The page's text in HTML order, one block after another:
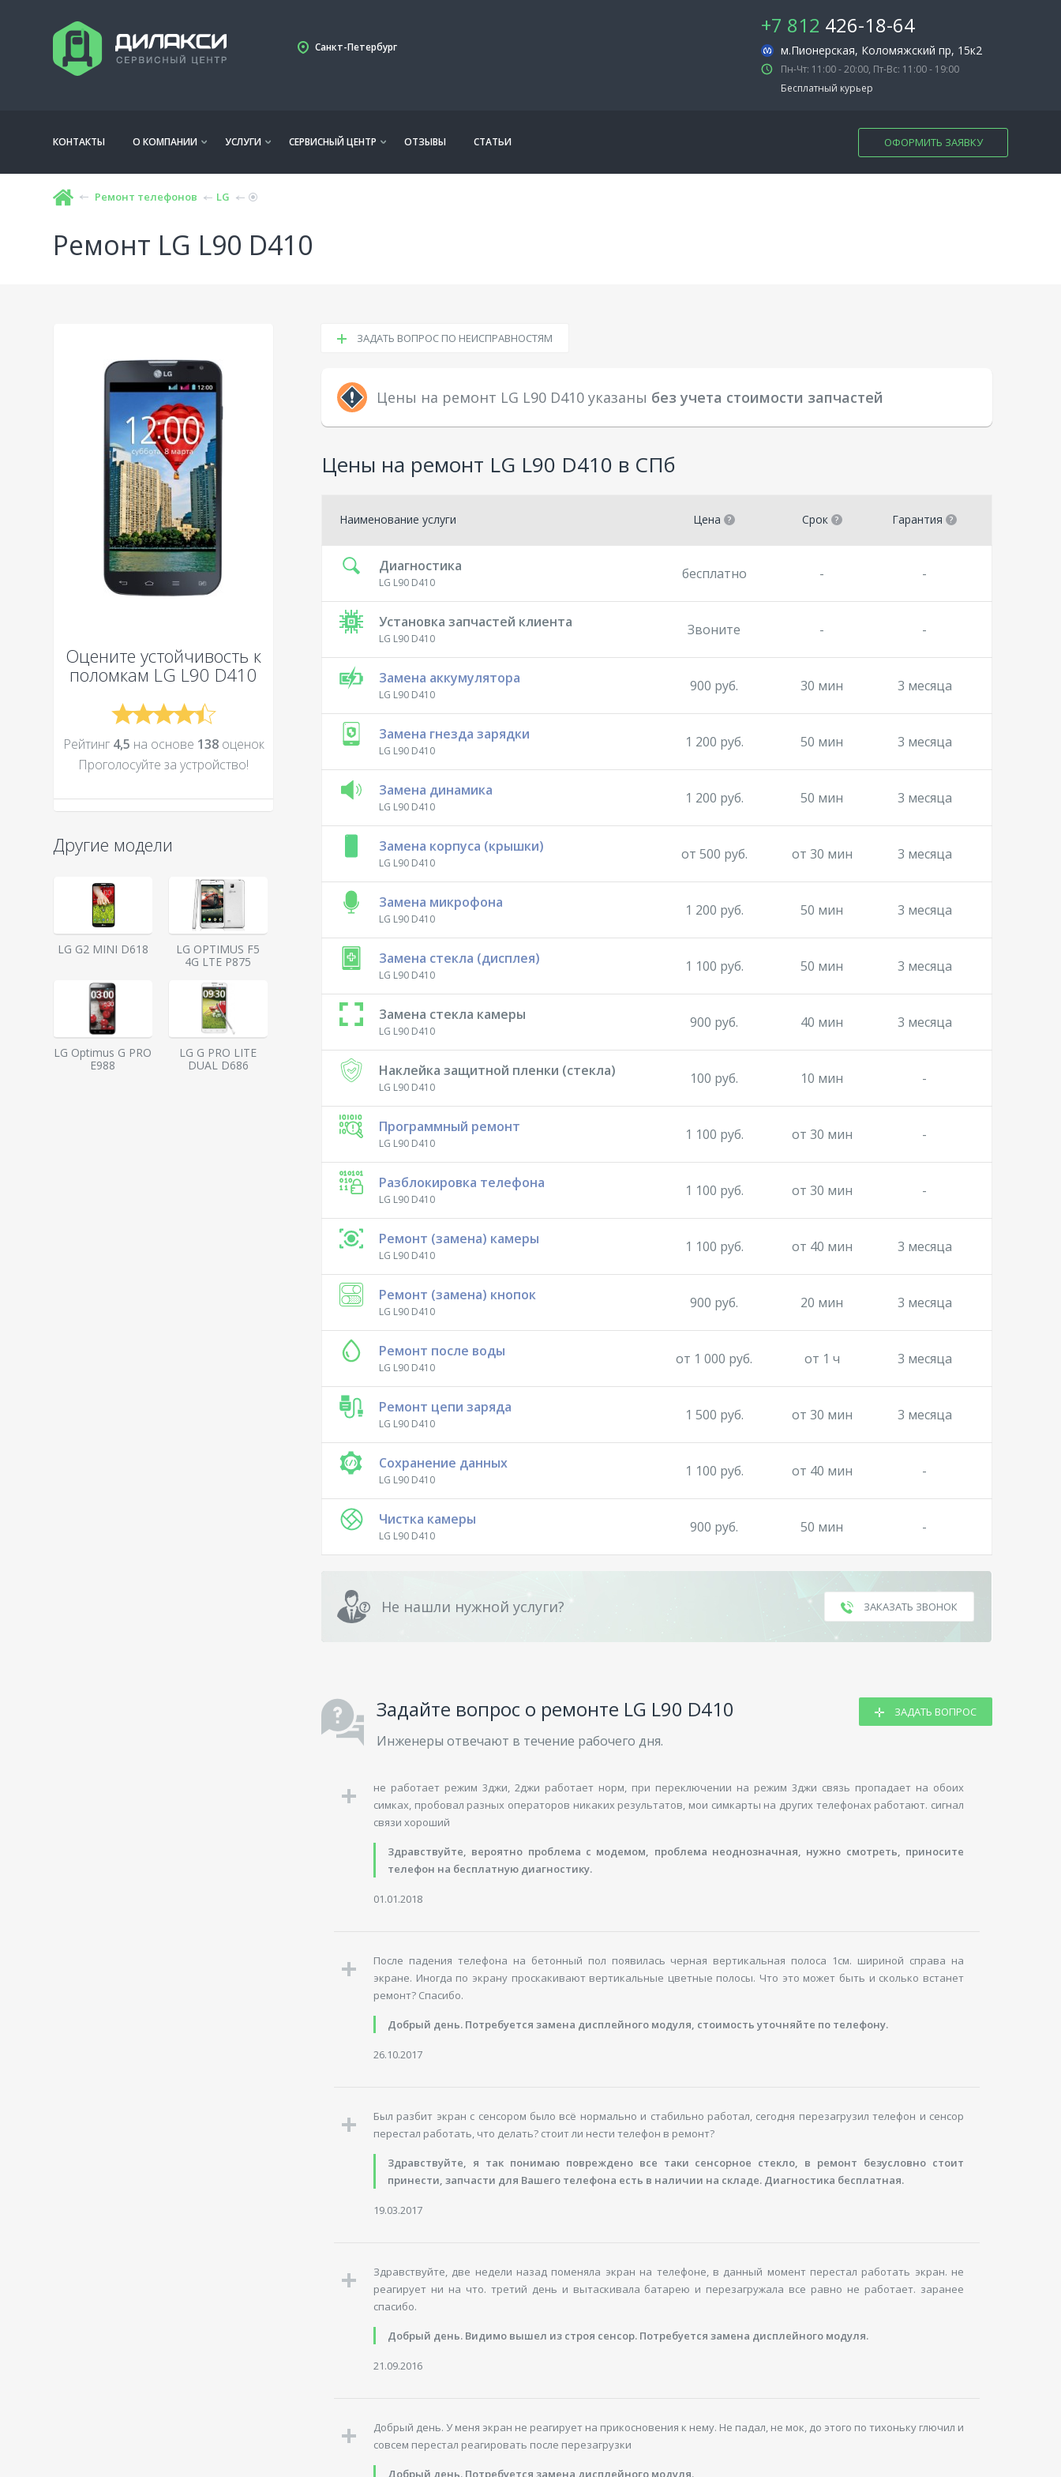
Санкт-Петербург
+7 812 426-18-64
м.Пионерская, Коломяжский пр, 15к2
Пн-Чт: 11:00 - 20:00, Пт-Вс: 11:00 - 19:00
Бесплатный курьер
КОНТАКТЫ О КОМПАНИИ УСЛУГИ СЕРВИСНЫЙ ЦЕНТР ОТЗЫВЫ СТАТЬИ ОФОРМИТЬ ЗАЯВКУ
Ремонт телефонов LG
Ремонт LG L90 D410
Оцените устойчивость к
поломкам LG L90 D410
Рейтинг 4,5 на основе 138оценок
Проголосуйте за устройcтво!
Другие модели
LG G2 MINI D618
LG OPTIMUS F5
4G LTE P875
LG Optimus G PRO
E988
LG G PRO LITE
DUAL D686
ЗАДАТЬ ВОПРОС ПО НЕИСПРАВНОСТЯМ
Цены на ремонт LG L90 D410 указаны без учета стоимости запчастей
Цены на ремонт LG L90 D410 в СПб
Наименование услуги Цена Срок Гарантия
Диагностика
LG L90 D410
бесплатно - -
Установка запчастей клиента
LG L90 D410
Звоните - -
Замена аккумулятора
LG L90 D410
900 руб. 30 мин 3 месяца
Замена гнезда зарядки
LG L90 D410
1 200 руб. 50 мин 3 месяца
Замена динамика
LG L90 D410
1 200 руб. 50 мин 3 месяца
Замена корпуса (крышки)
LG L90 D410
от 500 руб. от 30 мин 3 месяца
Замена микрофона
LG L90 D410
1 200 руб. 50 мин 3 месяца
Замена стекла (дисплея)
LG L90 D410
1 100 руб. 50 мин 3 месяца
Замена стекла камеры
LG L90 D410
900 руб. 40 мин 3 месяца
Наклейка защитной пленки (стекла)
LG L90 D410
100 руб. 10 мин -
Программный ремонт
LG L90 D410
1 100 руб. от 30 мин -
Разблокировка телефона
LG L90 D410
1 100 руб. от 30 мин -
Ремонт (замена) камеры
LG L90 D410
1 100 руб. от 40 мин 3 месяца
Ремонт (замена) кнопок
LG L90 D410
900 руб. 20 мин 3 месяца
Ремонт после воды
LG L90 D410
от 1 000 руб. от 1 ч 3 месяца
Ремонт цепи заряда
LG L90 D410
1 500 руб. от 30 мин 3 месяца
Сохранение данных
LG L90 D410
1 100 руб. от 40 мин -
Чистка камеры
LG L90 D410
900 руб. 50 мин -
Не нашли нужной услуги? ЗАКАЗАТЬ ЗВОНОК
Задайте вопрос о ремонте LG L90 D410
Инженеры отвечают в течение рабочего дня.
ЗАДАТЬ ВОПРОС
не работает режим 3джи, 2джи работает норм, при переключении на режим 3джи связь пропадает на обоих
симках, пробовал разных операторов никаких результатов, мои симкарты на других телефонах работают. сигнал
связи хороший
Здравствуйте, вероятно проблема с модемом, проблема неоднозначная, нужно смотреть, приносите
телефон на бесплатную диагностику.
01.01.2018
После падения телефона на бетонный пол появилась черная вертикальная полоса 1см. шириной справа на
экране. Иногда по экрану проскакивают вертикальные цветные полосы. Что это может быть и сколько встанет
ремонт? Спасибо.
Добрый день. Потребуется замена дисплейного модуля, стоимость уточняйте по телефону.
26.10.2017
Был разбит экран с сенсором было всё нормально и стабильно работал, сегодня перезагрузил телефон и сенсор
перестал работать, что делать? стоит ли нести телефон в ремонт?
Здравствуйте, я так понимаю повреждено все таки сенсорное стекло, в ремонт безусловно стоит
принести, запчасти для Вашего телефона есть в наличии на складе. Диагностика бесплатная.
19.03.2017
Здравствуйте, две недели назад поменяла экран на телефоне, в данный момент перестал работать экран. не
реагирует ни на что. третий день и вытаскивала батарею и перезагружала все равно не работает. заранее
спасибо.
Добрый день. Видимо вышел из строя сенсор. Потребуется замена дисплейного модуля.
21.09.2016
Добрый день. У меня экран не реагирует на прикосновения к нему. Не падал, не мок, до этого по тихоньку глючил и
совсем перестал реагировать после перезагрузки
Добрый день. Потребуется замена дисплейного модуля.